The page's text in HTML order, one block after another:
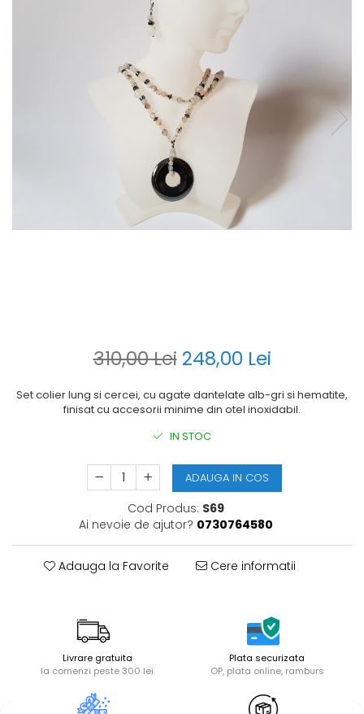
310,00 Lei 248,00 Lei
Set colier lung si cercei, cu agate dantelate alb-gri si hematite,
finisat cu accesorii minime din otel inoxidabil.
IN STOC
ADAUGA IN COS
Cod Produs: S69
Ai nevoie de ajutor? 0730764580
Adauga la Favorite Cere informatii
Livrare gratuita
la comenzi peste 300 lei
Plata securizata
OP, plata online, ramburs